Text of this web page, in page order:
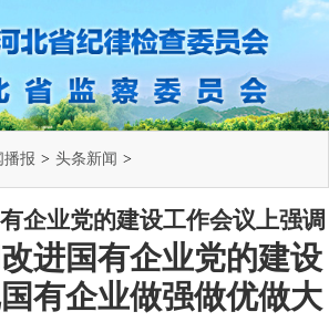
播报 > 头条新闻 >
企业党的建设工作会议上强调
进国有企业党的建设
有企业做强做优做大